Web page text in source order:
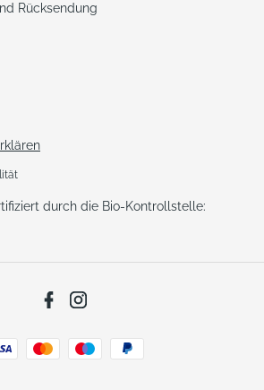
Rücksendung
durch die Bio-Kontrollstelle:
Facebook
Zahlungsarten